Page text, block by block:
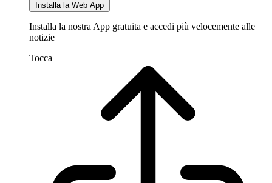
Installa la Web App
Installa la nostra App gratuita e accedi più velocemente alle
notizie
Tocca